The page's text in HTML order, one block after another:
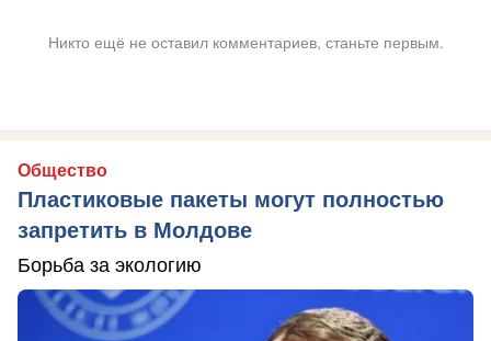
Никто ещё не оставил комментариев, станьте первым.
Общество
Пластиковые пакеты могут полностью
запретить в Молдове
Борьба за экологию